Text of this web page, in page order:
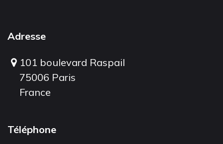
Adresse
101 boulevard Raspail
75006 Paris
France
Téléphone